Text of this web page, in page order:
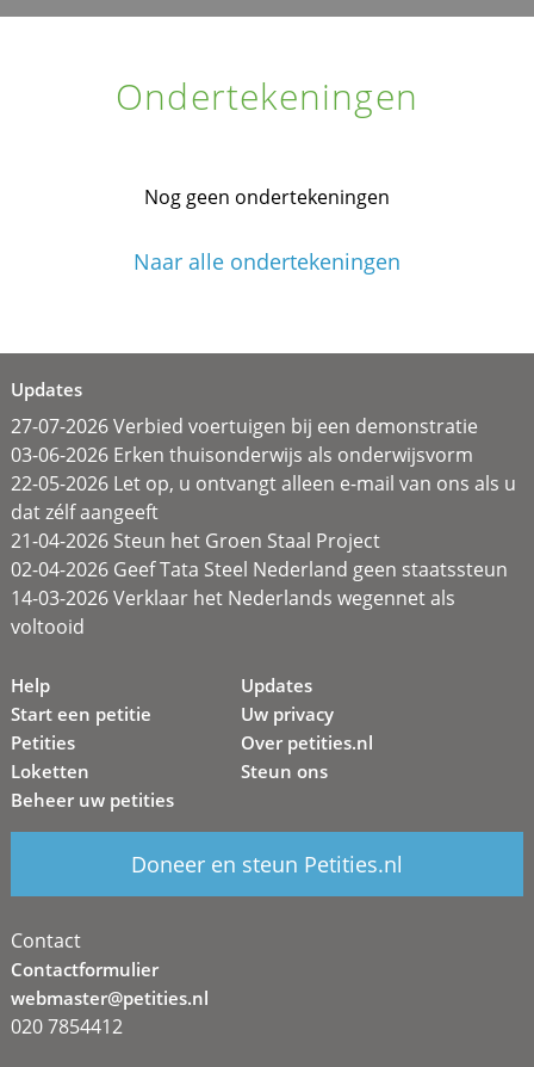
Ondertekeningen
Nog geen ondertekeningen
Naar alle ondertekeningen
Updates
27-07-2026 Verbied voertuigen bij een demonstratie
03-06-2026 Erken thuisonderwijs als onderwijsvorm
22-05-2026 Let op, u ontvangt alleen e-mail van ons als u
dat zélf aangeeft
21-04-2026 Steun het Groen Staal Project
02-04-2026 Geef Tata Steel Nederland geen staatssteun
14-03-2026 Verklaar het Nederlands wegennet als
voltooid
Help
Start een petitie
Petities
Loketten
Beheer uw petities
Updates
Uw privacy
Over petities.nl
Steun ons
Doneer en steun Petities.nl
Contact
Contactformulier
webmaster@petities.nl
020 7854412